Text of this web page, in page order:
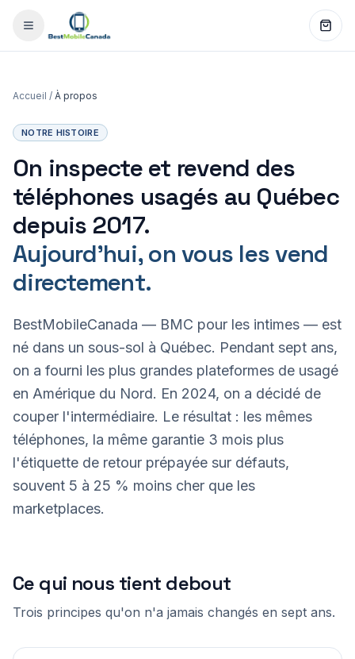
Accueil / À propos
NOTRE HISTOIRE
On inspecte et revend des
téléphones usagés au Québec
depuis 2017.
Aujourd'hui, on vous les vend
directement.
BestMobileCanada — BMC pour les intimes — est
né dans un sous-sol à Québec. Pendant sept ans,
on a fourni les plus grandes plateformes de usagé
en Amérique du Nord. En 2024, on a décidé de
couper l'intermédiaire. Le résultat : les mêmes
téléphones, la même garantie 3 mois plus
l'étiquette de retour prépayée sur défauts,
souvent 5 à 25 % moins cher que les
marketplaces.
Ce qui nous tient debout
Trois principes qu'on n'a jamais changés en sept ans.